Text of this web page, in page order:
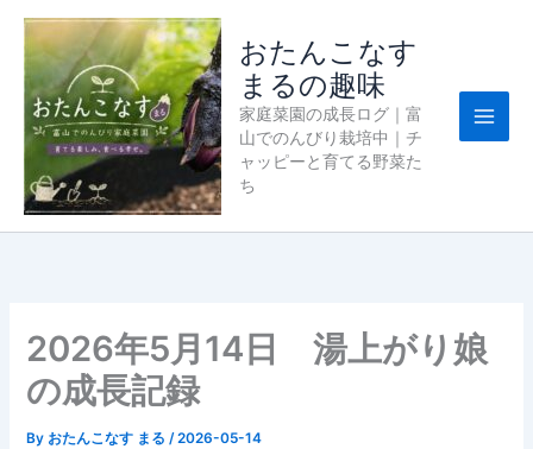
おたんこなす
まるの趣味
家庭菜園の成長ログ｜富
山でのんびり栽培中｜チ
ャッピーと育てる野菜た
ち
2026年5月14日 湯上がり娘
の成長記録
By おたんこなす まる/2026-05-14